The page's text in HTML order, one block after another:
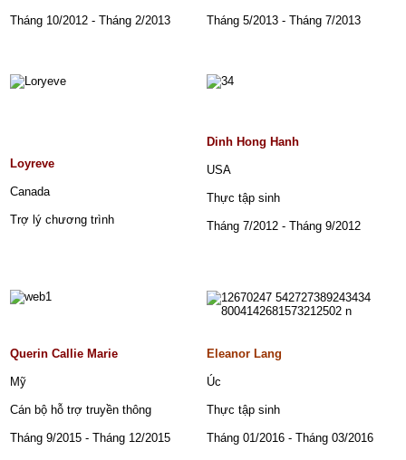
Tháng 10/2012 - Tháng 2/2013 Tháng 5/2013 - Tháng 7/2013
Loyreve
Canada
Trợ lý chương trình
Dinh Hong Hanh
USA
Thực tập sinh
Tháng 7/2012 - Tháng 9/2012
Querin Callie Marie
Mỹ
Cán bộ hỗ trợ truyền thông
Tháng 9/2015 - Tháng 12/2015
Eleanor Lang
Úc
Thực tập sinh
Tháng 01/2016 - Tháng 03/2016